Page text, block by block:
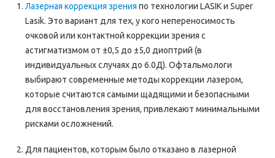
Лазерная коррекция зрения по технологии LASIK и Super
Lasik. Это вариант для тех, у кого непереносимость
очковой или контактной коррекции зрения с
астигматизмом от ±0,5 до ±5,0 диоптрий (в
индивидуальных случаях до 6.0Д). Офтальмологи
выбирают современные методы коррекции лазером,
которые считаются самыми щадящими и безопасными
для восстановления зрения, привлекают минимальными
рисками осложнений.
Для пациентов, которым было отказано в лазерной